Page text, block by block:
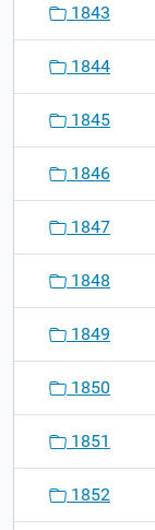
1843
1844
1845
1846
1847
1848
1849
1850
1851
1852